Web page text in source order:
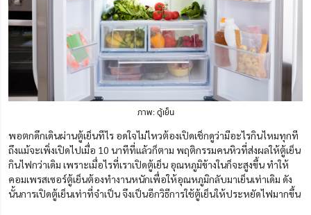
ภาพ: ตู้เย็น
พอตกดึกเดินผ่านตู้เย็นทีไร อดใจไม่ไหวต้องเปิดเช็กดูว่ามีอะไรกินไหมทุกที
ถึงแม้จะเพิ่งเปิดไปเมื่อ 10 นาทีที่แล้วก็ตาม พฤติกรรมคนหิวที่ส่งผลให้ตู้เย็น
กินไฟกว่าเดิม เพราะเมื่อไรที่เราเปิดตู้เย็น อุณหภูมิข้างในก็จะสูงขึ้น ทำให้
คอมเพรสเซอร์ตู้เย็นต้องทำงานหนักเพื่อให้อุณหภูมิกลับมาเย็นเท่าเดิม ดัง
นั้นการเปิดตู้เย็นเท่าที่จำเป็น จึงเป็นอีกวิธีการใช้ตู้เย็นให้ประหยัดไฟมากขึ้น